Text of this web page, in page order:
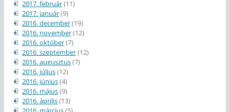
2017. február(11)
2017. január(9)
2016. december(19)
2016. november(12)
2016. október(7)
2016. szeptember(12)
2016. augusztus(7)
2016. július(12)
2016. június(4)
2016. május(9)
2016. április(13)